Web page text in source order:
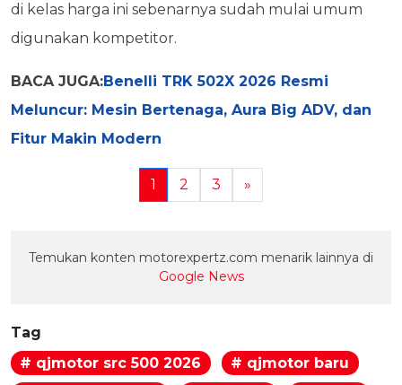
di kelas harga ini sebenarnya sudah mulai umum
digunakan kompetitor.
BACA JUGA:Benelli TRK 502X 2026 Resmi
Meluncur: Mesin Bertenaga, Aura Big ADV, dan
Fitur Makin Modern
1 2 3 »
Temukan konten motorexpertz.com menarik lainnya di
Google News
Tag
# qjmotor src 500 2026
# qjmotor baru